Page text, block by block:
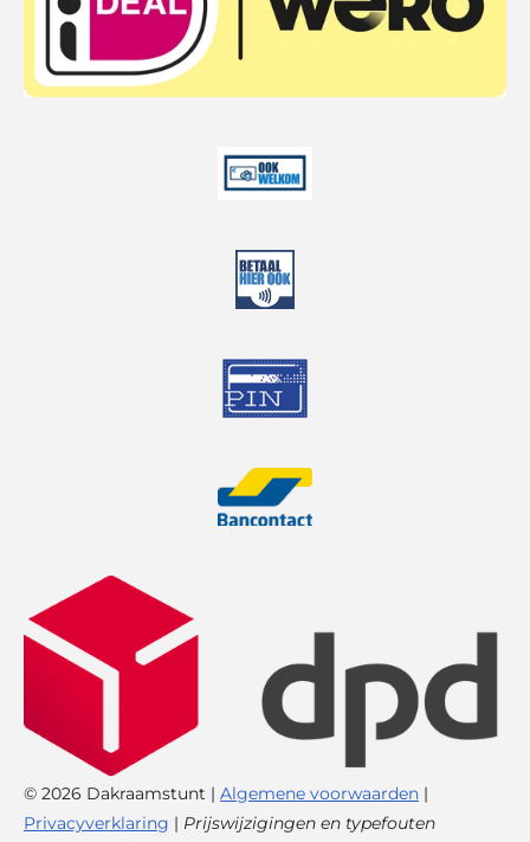
© 2026 Dakraamstunt | Algemene voorwaarden |
Privacyverklaring | Prijswijzigingen en typefouten